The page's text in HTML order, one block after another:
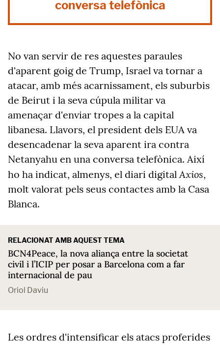
conversa telefònica
No van servir de res aquestes paraules
d'aparent goig de Trump, Israel va tornar a
atacar, amb més acarnissament, els suburbis
de Beirut i la seva cúpula militar va
amenaçar d'enviar tropes a la capital
libanesa. Llavors, el president dels EUA va
desencadenar la seva aparent ira contra
Netanyahu en una conversa telefònica. Així
ho ha indicat, almenys, el diari digitalAxios,
molt valorat pels seus contactes amb la Casa
Blanca.
RELACIONAT AMB AQUEST TEMA
BCN4Peace, la nova aliança entre la societat
civil i l’ICIP per posar a Barcelona com a far
internacional de pau
Oriol Daviu
Les ordres d'intensificar els atacs proferides